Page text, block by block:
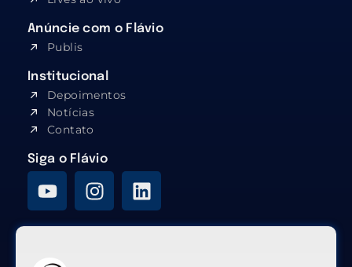
Anúncie com o Flávio
Publis
Institucional
Depoimentos
Notícias
Contato
Siga o Flávio